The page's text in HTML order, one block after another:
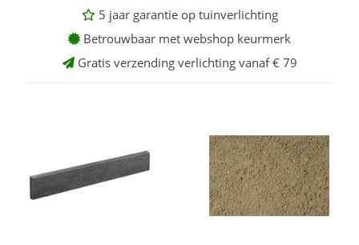
5 jaar garantie op tuinverlichting
Betrouwbaar met webshop keurmerk
Gratis verzending verlichting vanaf € 79